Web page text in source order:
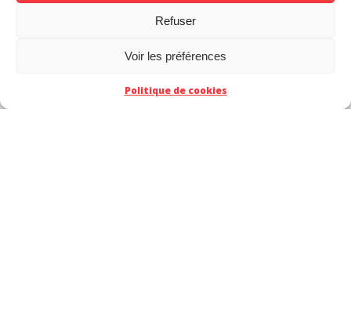
Refuser
Voir les préférences
Politique de cookies